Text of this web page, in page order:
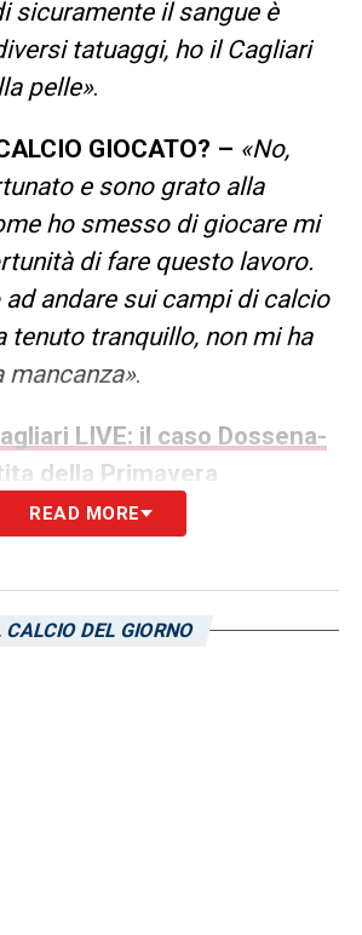
sicuramente il sangue è
tatuaggi, ho il Cagliari
pelle».
GIOCATO? – «No,
e sono grato alla
ho smesso di giocare mi
di fare questo lavoro.
andare sui campi di calcio
tenuto tranquillo, non mi ha
.
LIVE: il caso Dossena-
della Primavera
– «Fu motivo di orgoglio
anni eravamo un ottimo
READ MORE
CALCIO DEL GIORNO